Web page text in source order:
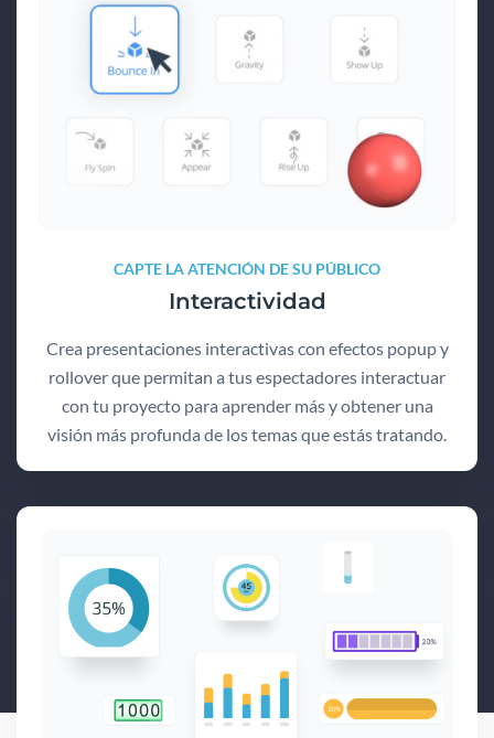
CAPTE LA ATENCIÓN DE SU PÚBLICO
Interactividad
Crea presentaciones interactivas con efectos popup y
rollover que permitan a tus espectadores interactuar
con tu proyecto para aprender más y obtener una
visión más profunda de los temas que estás tratando.